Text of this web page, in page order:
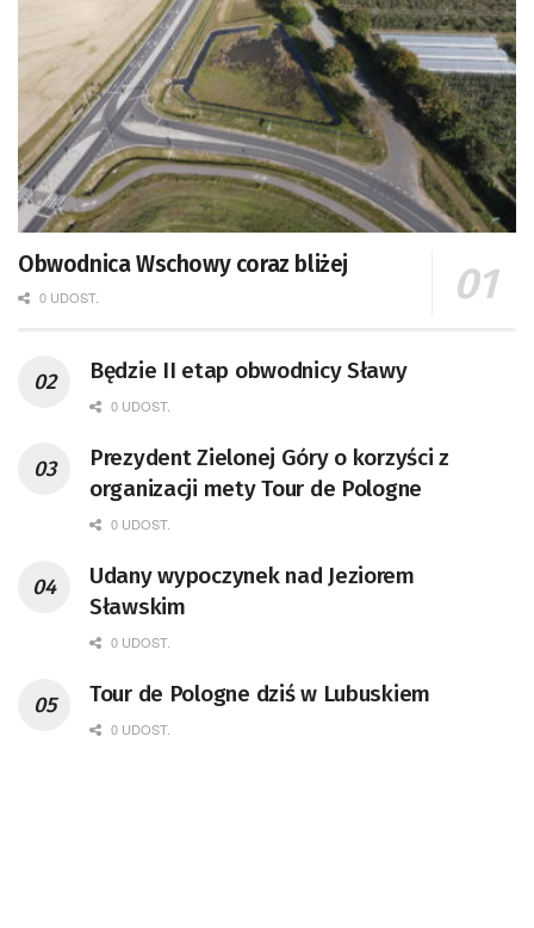
Obwodnica Wschowy coraz bliżej
0 UDOST.
Będzie II etap obwodnicy Sławy
0 UDOST.
Prezydent Zielonej Góry o korzyści z
organizacji mety Tour de Pologne
0 UDOST.
Udany wypoczynek nad Jeziorem
Sławskim
0 UDOST.
Tour de Pologne dziś w Lubuskiem
0 UDOST.